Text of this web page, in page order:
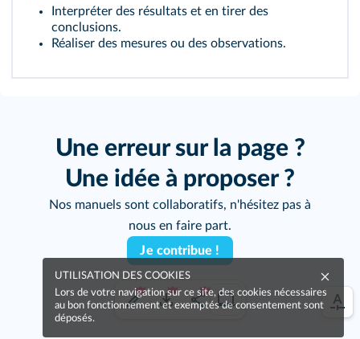
Interpréter des résultats et en tirer des
conclusions.
Réaliser des mesures ou des observations.
Une erreur sur la page ?
Une idée à proposer ?
Nos manuels sont collaboratifs, n'hésitez pas à
nous en faire part.
Je contribue !
UTILISATION DES COOKIES
Lors de votre navigation sur ce site, des cookies nécessaires
au bon fonctionnement et exemptés de consentement sont
déposés.